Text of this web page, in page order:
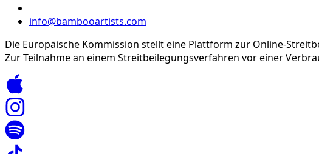
info@bambooartists.com
Die Europäische Kommission stellt eine Plattform zur Online-
Zur Teilnahme an einem Streitbeilegungsverfahren vor einer